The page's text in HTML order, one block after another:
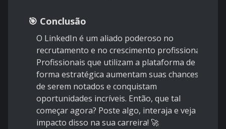
🎯 Conclusão
O LinkedIn é um aliado poderoso no
recrutamento e no crescimento profissional.
Profissionais que utilizam a plataforma de
forma estratégica aumentam suas chances
de serem notados e conquistam
oportunidades incríveis. Então, que tal
começar agora? Poste algo, interaja e veja o
impacto disso na sua carreira! 🚀